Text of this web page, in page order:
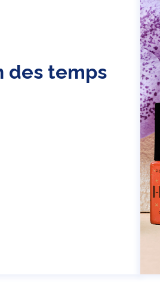
des temps